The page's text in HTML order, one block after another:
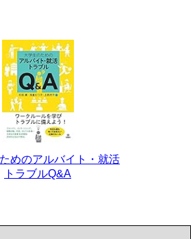
めのアルバイト・就活
トラブルQ&A